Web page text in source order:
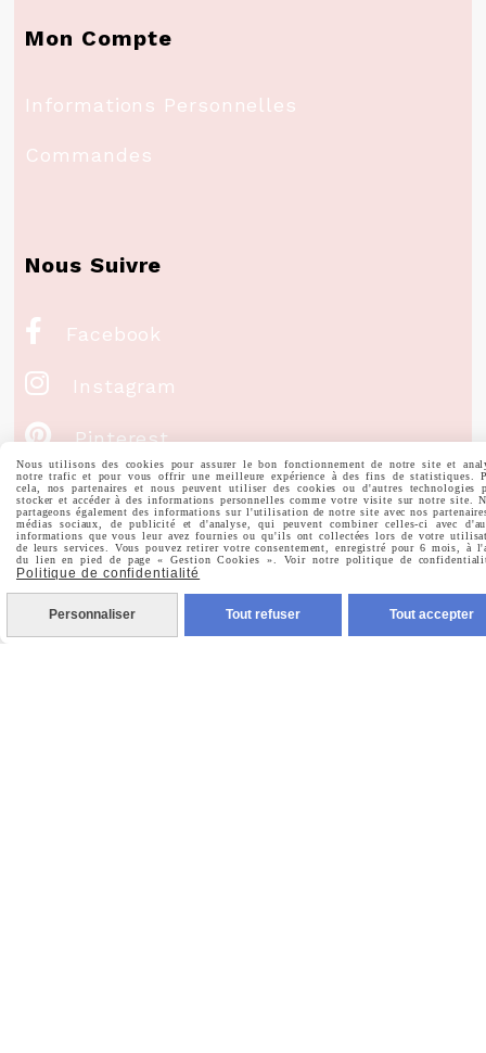
Mon Compte
Informations Personnelles
Commandes
Nous Suivre
 Facebook
 Instagram
Pinterest
 Youtube
Votre Email
Nous utilisons des cookies pour assurer le bon fonctionnement de notre site et
notre trafic et pour vous offrir une meilleure expérience à des fins de statistiques.
cela, nos partenaires et nous peuvent utiliser des cookies ou d'autres technologies
stocker et accéder à des informations personnelles comme votre visite sur notre site.
partageons également des informations sur l'utilisation de notre site avec nos
médias sociaux, de publicité et d'analyse, qui peuvent combiner celles-ci avec
informations que vous leur avez fournies ou qu'ils ont collectées lors de votre
de leurs services. Vous pouvez retirer votre consentement, enregistré pour 6 mois, à
du lien en pied de page « Gestion Cookies ». Voir notre politique de
Politique de confidentialité
Personnaliser Tout refuser Tout accepter